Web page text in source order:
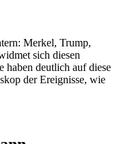
Merkel, Trump,
sich diesen
haben deutlich auf diese
der Ereignisse, wie